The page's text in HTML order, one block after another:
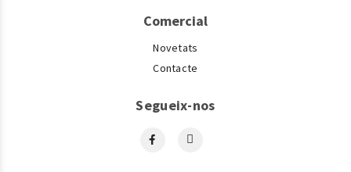
Comercial
Novetats
Contacte
Segueix-nos